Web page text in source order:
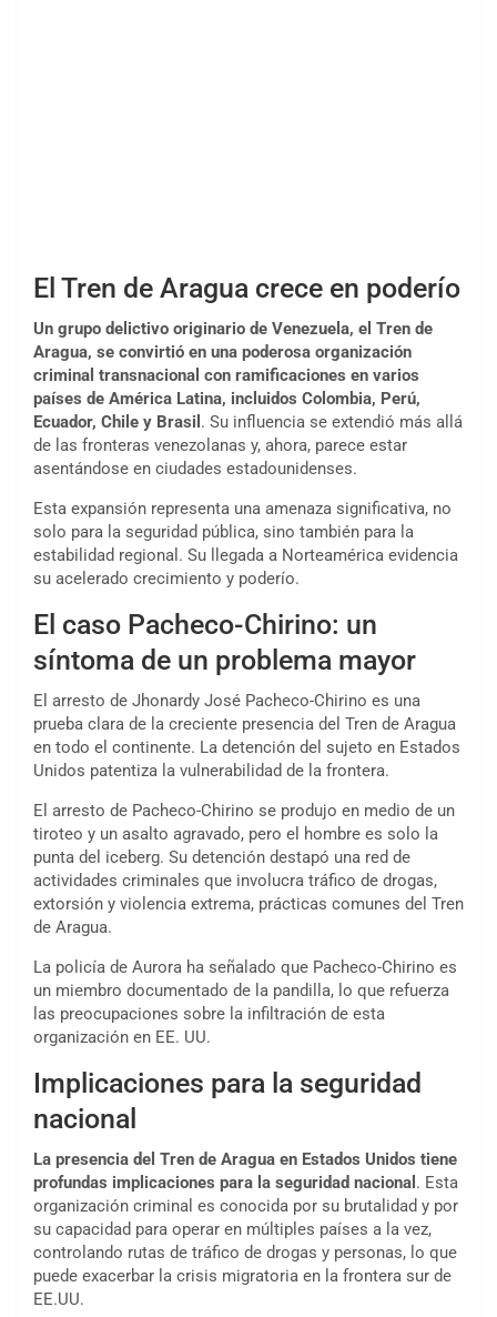
El Tren de Aragua crece en poderío
Un grupo delictivo originario de Venezuela, el Tren de
Aragua, se convirtió en una poderosa organización
criminal transnacional con ramificaciones en varios
países de América Latina, incluidos Colombia, Perú,
Ecuador, Chile y Brasil . Su influencia se extendió más allá
de las fronteras venezolanas y, ahora, parece estar
asentándose en ciudades estadounidenses.
Esta expansión representa una amenaza significativa, no
solo para la seguridad pública, sino también para la
estabilidad regional. Su llegada a Norteamérica evidencia
su acelerado crecimiento y poderío.
El caso Pacheco-Chirino: un
síntoma de un problema mayor
El arresto de Jhonardy José Pacheco-Chirino es una
prueba clara de la creciente presencia del Tren de Aragua
en todo el continente. La detención del sujeto en Estados
Unidos patentiza la vulnerabilidad de la frontera.
El arresto de Pacheco-Chirino se produjo en medio de un
tiroteo y un asalto agravado, pero el hombre es solo la
punta del iceberg. Su detención destapó una red de
actividades criminales que involucra tráfico de drogas,
extorsión y violencia extrema, prácticas comunes del Tren
de Aragua.
La policía de Aurora ha señalado que Pacheco-Chirino es
un miembro documentado de la pandilla, lo que refuerza
las preocupaciones sobre la infiltración de esta
organización en EE. UU.
Implicaciones para la seguridad
nacional
La presencia del Tren de Aragua en Estados Unidos tiene
profundas implicaciones para la seguridad nacional . Esta
organización criminal es conocida por su brutalidad y por
su capacidad para operar en múltiples países a la vez,
controlando rutas de tráfico de drogas y personas, lo que
puede exacerbar la crisis migratoria en la frontera sur de
EE.UU.